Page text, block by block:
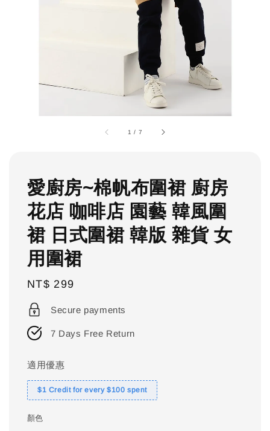
1 / 7
愛廚房~棉帆布圍裙 廚房
花店 咖啡店 園藝 韓風圍
裙 日式圍裙 韓版 雜貨 女
用圍裙
Regular
price
NT$ 299
Secure payments
7 Days Free Return
適用優惠
$1 Credit for every $100 spent
顏色